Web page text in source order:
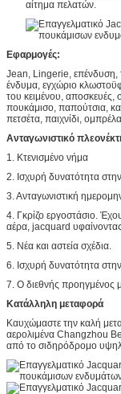
αίτημα πελατών.
Εφαρμογές:
Jean, Lingerie, επένδυση,
ένδυμα, εγχώριο
του κειμένου, αποσκευές,
πουκάμισο, παπούτσια,
πετσέτα, παιχνίδι,
Ανταγωνιστικό
1. Κτενισμένο νήμα
2. Ισχυρή δυνατότητα
3. Ανταγωνιστική
4. Γκρίζο εργοστάσιο.
αέρα, jacquard
5. Νέα και αστεία σχέδια.
6. Ισχυρή δυνατότητα
7. Ο διεθνής προηγμένος
Κατάλληλη μεταφορά
Καυχώμαστε την καλή
αερολιμένα Changzhou
από το σιδηρόδρομο